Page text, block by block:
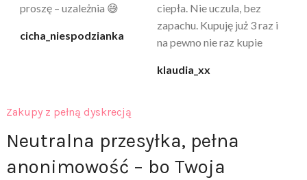
proszę – uzależnia 😅
cicha_niespodzianka
ciepła. Nie uczula, bez
zapachu. Kupuję już 3 raz i
na pewno nie raz kupie
klaudia_xx
Zakupy z pełną dyskrecją
Neutralna przesyłka, pełna
anonimowość – bo Twoja